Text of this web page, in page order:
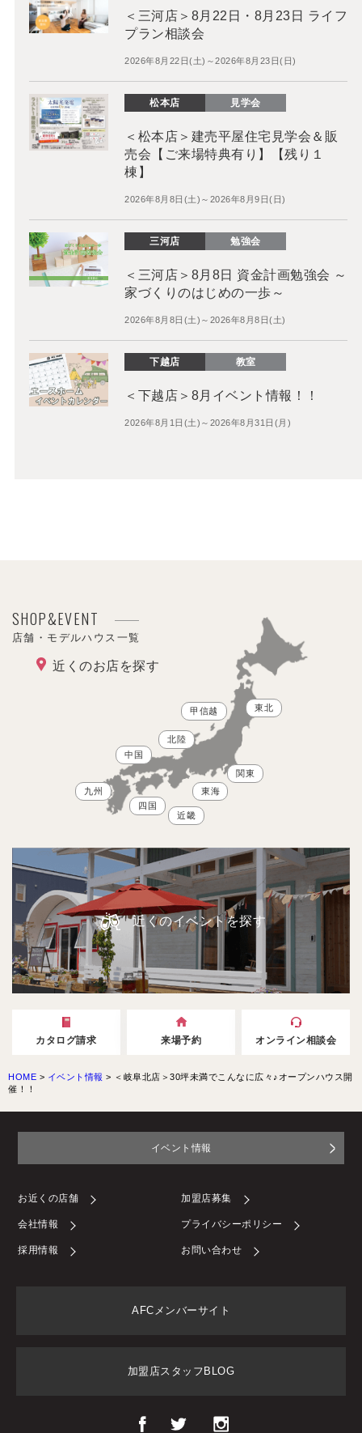
＜三河店＞8月22日・8月23日 ライフ
プラン相談会
2026年8月22日(土)～2026年8月23日(日)
松本店 見学会
＜松本店＞建売平屋住宅見学会＆販
売会【ご来場特典有り】【残り１
棟】
2026年8月8日(土)～2026年8月9日(日)
三河店 勉強会
＜三河店＞8月8日 資金計画勉強会 ～
家づくりのはじめの一歩～
2026年8月8日(土)～2026年8月8日(土)
下越店 教室
＜下越店＞8月イベント情報！！
2026年8月1日(土)～2026年8月31日(月)
SHOP&EVENT
店舗・モデルハウス一覧
近くのお店を探す
東北
甲信越
北陸
関東
東海
近畿
中国
四国
九州
近くのイベントを探す
カタログ請求 来場予約 オンライン相談会
HOME > イベント情報 > ＜岐阜北店＞30坪未満でこんなに広々♪オープンハウス開
催！！
イベント情報
お近くの店舗 加盟店募集
会社情報 プライバシーポリシー
採用情報 お問い合わせ
AFCメンバーサイト
加盟店スタッフBLOG